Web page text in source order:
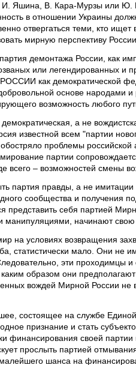
И. Яшина, В. Кара-Мурзы или Ю.
в отношении Украины
отвергаться теми, кто
мирную перспективу
демонтажа России, как
или легендированных
как демократической
основе народами и
возможность любого
а не
известной всем "партии
проблемы российской
партии
всего – возможностей смены
партия правды, а не
сообщества и получения
представить себя партией
манипуляциями, начинают свою
на условиях возвращения
статистически мало. Они не
эти проходимцы и
образом они
вождей Мирной России не
состоящее на службе
признание и стать
финансирования своей
прослыть партией
шанса на